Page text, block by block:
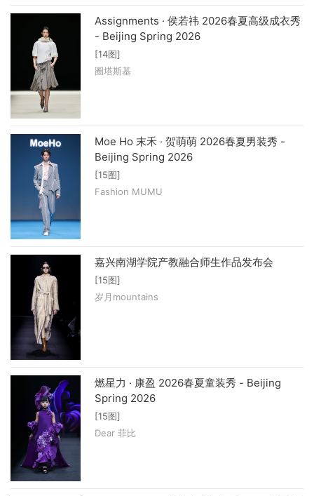
Assignments · 侯若祎 2026春夏高级成衣秀
- Beijing Spring 2026
[14图]
圈塔斯基
Moe Ho 末禾 · 贺萌萌 2026春夏男装秀 -
Beijing Spring 2026
[15图]
Fashion MUMU
嘉兴南湖学院产教融合师生作品发布会
[15图]
岁月mountains
燃星力 · 康盈 2026春夏童装秀 - Beijing
Spring 2026
[15图]
Dear 菲比